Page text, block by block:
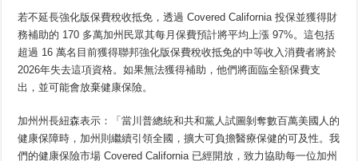
若不延長強化版保費稅收抵免，透過 Covered California 投保並獲得財
務補助的 170 多萬加州民眾其每月保費預計將平均上漲 97%。這包括
超過 16 萬名目前獲得聯邦強化版保費稅收抵免的中等收入消費者將於
2026年失去這項資格。如果無法獲得補助，他們將面臨全額保費支
出，並可能會放棄健康保險。
加州州長紐森表示：「當川普總統和共和黨人試圖剝奪數百萬美國人的
健康保障時，加州則繼續引領全國，擴大可負擔醫療保健的可及性。我
們的健康保險市場 Covered California 已經開放，致力協助每一位加州